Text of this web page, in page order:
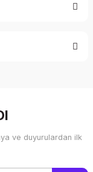
ve duyurulardan ilk